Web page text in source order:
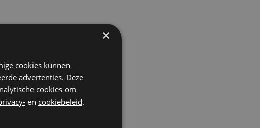
×
cookies kunnen
advertenties. Deze
cookies om
en cookiebeleid.